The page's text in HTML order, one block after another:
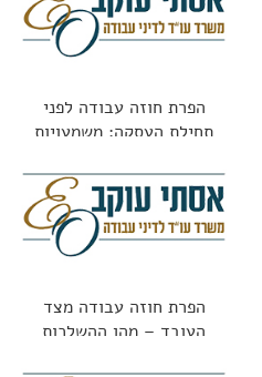
הפרת חוזה עבודה לפני
תחילת העסקה: משמעויות
הפרת חוזה עבודה מצד
העובד – מהן ההשלכות